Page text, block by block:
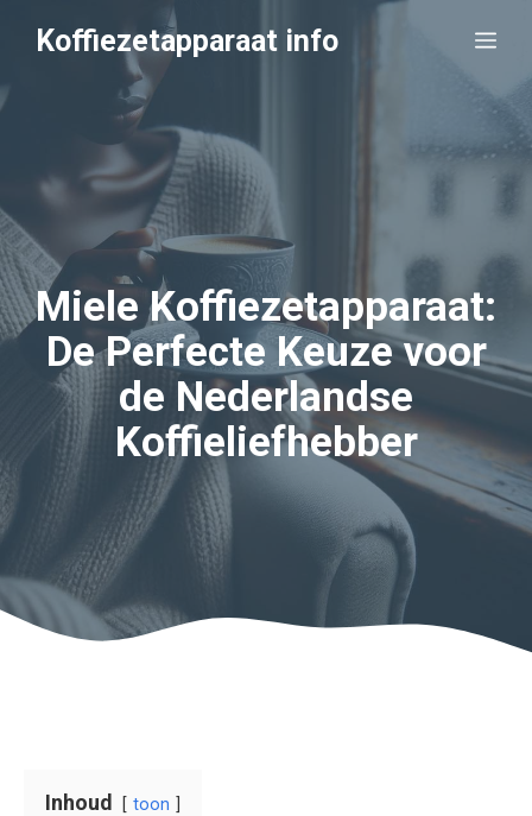
naar
inhoud
Koffiezetapparaat info
Miele Koffiezetapparaat:
De Perfecte Keuze voor
de Nederlandse
Koffieliefhebber
Inhoud toon